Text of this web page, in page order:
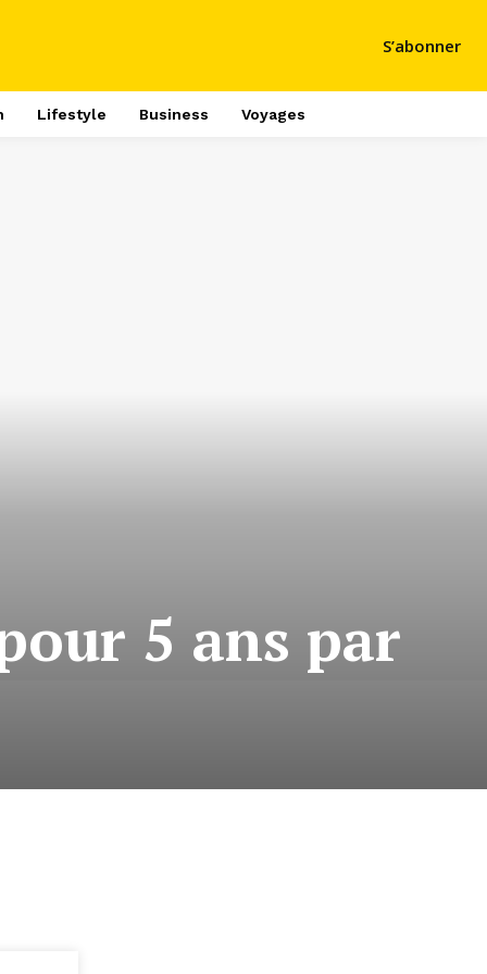
S’abonner
Lifestyle Business Voyages
5 ans par